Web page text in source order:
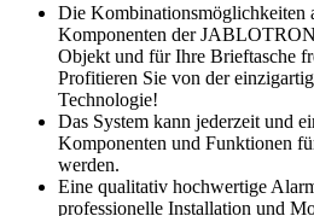
Die Kombinationsmöglichkeiten
Komponenten der
Objekt und für Ihre Brieftasche
Profitieren Sie von der
Technologie!
Das System kann jederzeit und
Komponenten und Funktionen
werden.
Eine qualitativ hochwertige
professionelle Installation und